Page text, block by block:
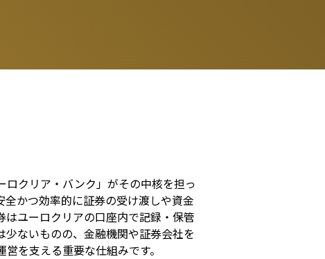
クリア・バンク」がその中核を担っ
かつ効率的に証券の受け渡しや資金
ユーロクリアの口座内で記録・保管
ないものの、金融機関や証券会社を
を支える重要な仕組みです。